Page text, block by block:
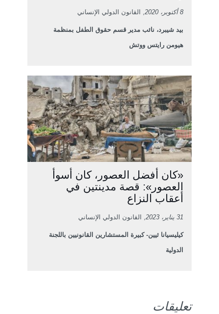
8 أكتوبر، 2020 , القانون الدولي الإنساني
بيد شيبرد، نائب مدير قسم حقوق الطفل بمنظمة
هيومن رايتس ووتش
«كان أفضل العصور، كان أسوأ
العصور»: قصة مدينتين في
أعقاب النزاع
31 يناير، 2023 , القانون الدولي الإنساني
كيليسيانا ثيين- كبيرة المستشارين القانونيين باللجنة
الدولية
تعليقات